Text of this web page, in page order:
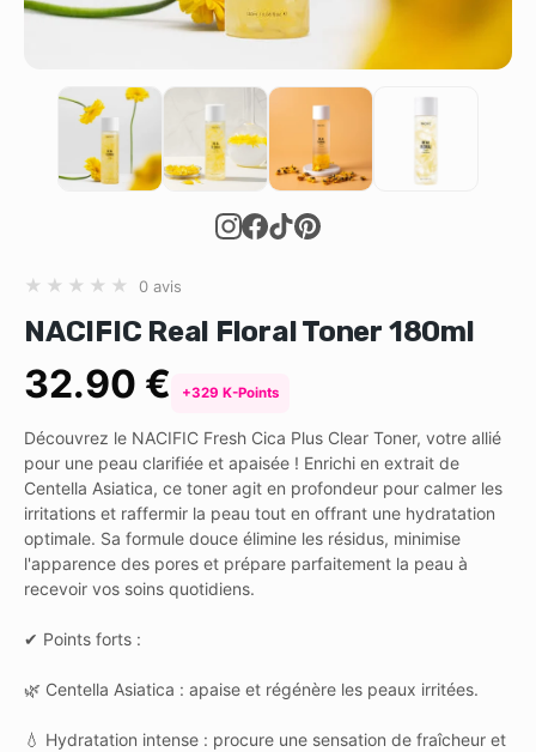
★ ★ ★ ★ ★ 0 avis
NACIFIC Real Floral Toner 180ml
32.90 € +329 K-Points
Découvrez le NACIFIC Fresh Cica Plus Clear Toner, votre allié
pour une peau clarifiée et apaisée ! Enrichi en extrait de
Centella Asiatica, ce toner agit en profondeur pour calmer les
irritations et raffermir la peau tout en offrant une hydratation
optimale. Sa formule douce élimine les résidus, minimise
l'apparence des pores et prépare parfaitement la peau à
recevoir vos soins quotidiens.
✔ Points forts :
🌿 Centella Asiatica : apaise et régénère les peaux irritées.
💧 Hydratation intense : procure une sensation de fraîcheur et